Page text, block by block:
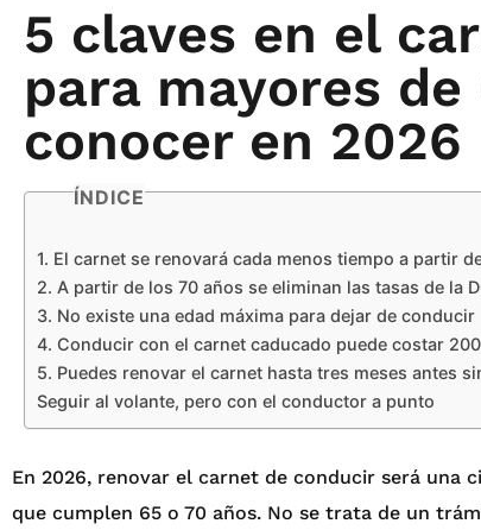
5 claves en el
para mayores
conocer en 2026
ÍNDICE
1. El carnet se renovará cada menos tiempo a partir
2. A partir de los 70 años se eliminan las tasas de la
3. No existe una edad máxima para dejar de conducir
4. Conducir con el carnet caducado puede costar
5. Puedes renovar el carnet hasta tres meses antes
Seguir al volante, pero con el conductor a punto
En 2026, renovar el carnet de conducir será una
que cumplen 65 o 70 años. No se trata de un